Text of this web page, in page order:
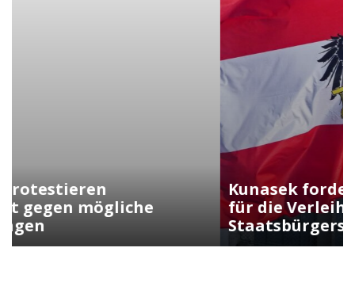
Kunasek fordert strengere Regeln
für die Verleihung der
Staatsbürgerschaft